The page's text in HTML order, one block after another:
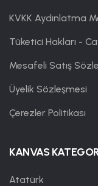
KVKK Aydınlatma
Tüketici Hakları -
Mesafeli Satış
Üyelik Sözleşmesi
Çerezler Politikası
KANVAS
Atatürk